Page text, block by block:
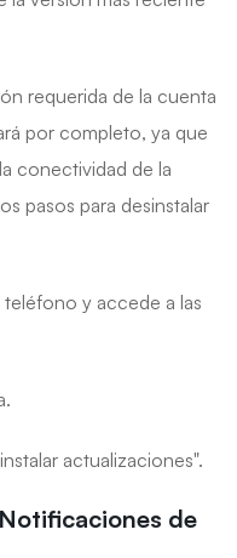
requerida de la cuenta
por completo, ya que
conectividad de la
pasos para desinstalar
y accede a las
actualizaciones".
de